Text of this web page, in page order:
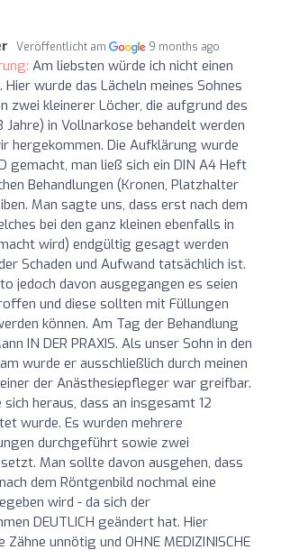
Veröffentlicht am 9 months ago
Am liebsten würde ich nicht einen
wurde das Lächeln meines Sohnes
zwei kleinerer Löcher, die aufgrund des
in Vollnarkose behandelt werden
hergekommen. Die Aufklärung wurde
gemacht, man ließ sich ein DIN A4 Heft
Behandlungen (Kronen, Platzhalter
Man sagte uns, dass erst nach dem
bei den ganz kleinen ebenfalls in
wird) endgültig gesagt werden
Schaden und Aufwand tatsächlich ist.
jedoch davon ausgegangen es seien
und diese sollten mit Füllungen
können. Am Tag der Behandlung
IN DER PRAXIS. Als unser Sohn in den
wurde er ausschließlich durch meinen
der Anästhesiepfleger war greifbar.
heraus, dass an insgesamt 12
wurde. Es wurden mehrere
durchgeführt sowie zwei
Man sollte davon ausgehen, dass
dem Röntgenbild nochmal eine
wird - da sich der
DEUTLICH geändert hat. Hier
unnötig und OHNE MEDIZINISCHE